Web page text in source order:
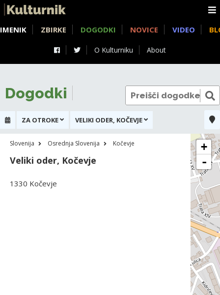
O Kulturniku About
IMENIK ZBIRKE DOGODKI NOVICE VIDEO
Dogodki
ZA OTROKE VELIKI ODER, KOČEVJE
Slovenija Osrednja Slovenija Kočevje
Veliki oder, Kočevje
1330 Kočevje
+
-